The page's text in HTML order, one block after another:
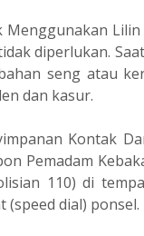
Menggunakan
diperlukan.
seng atau
dan kasur.
Kontak
Pemadam
110) di
(speed dial) ponsel.